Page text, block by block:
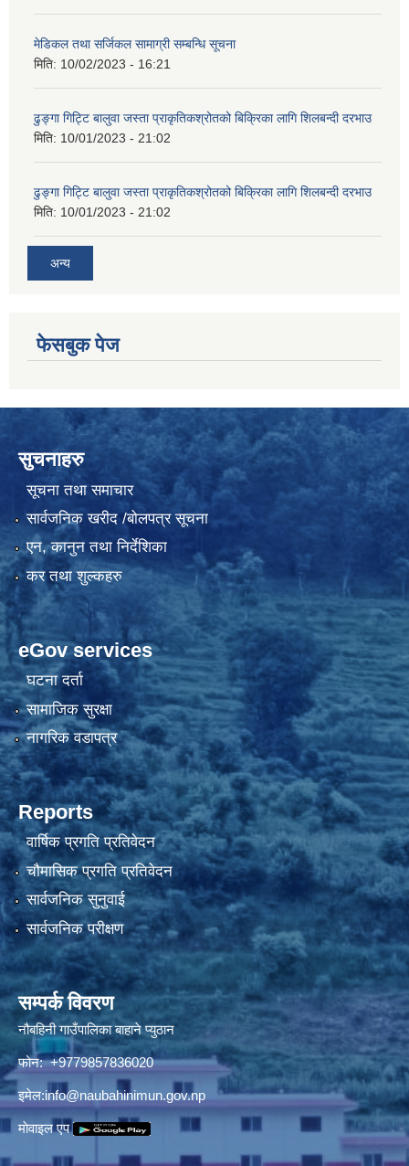
मेडिकल तथा सर्जिकल सामाग्री सम्बन्धि सूचना
मिति: 10/02/2023 - 16:21
ढुङ्गा गिट्टि बालुवा जस्ता प्राकृतिकश्रोतको बिक्रिका लागि शिलबन्दी दरभाउ
मिति: 10/01/2023 - 21:02
ढुङ्गा गिट्टि बालुवा जस्ता प्राकृतिकश्रोतको बिक्रिका लागि शिलबन्दी दरभाउ
मिति: 10/01/2023 - 21:02
अन्य
फेसबुक पेज
सुचनाहरु
सूचना तथा समाचार
सार्वजनिक खरीद /बोलपत्र सूचना
एन, कानुन तथा निर्देशिका
कर तथा शुल्कहरु
eGov services
घटना दर्ता
सामाजिक सुरक्षा
नागरिक वडापत्र
Reports
वार्षिक प्रगति प्रतिवेदन
चौमासिक प्रगति प्रतिवेदन
सार्वजनिक सुनुवाई
सार्वजनिक परीक्षण
सम्पर्क विवरण
नौबहिनी गाउँपालिका बाहाने प्युठान
फोन: +9779857836020
इमेल:info@naubahinimun.gov.np
माेवाइल एप